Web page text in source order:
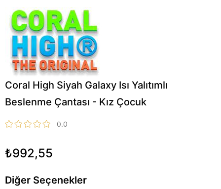
Coral High Siyah Galaxy Isı Yalıtımlı
Beslenme Çantası - Kız Çocuk
0.0
₺992,55
Diğer Seçenekler